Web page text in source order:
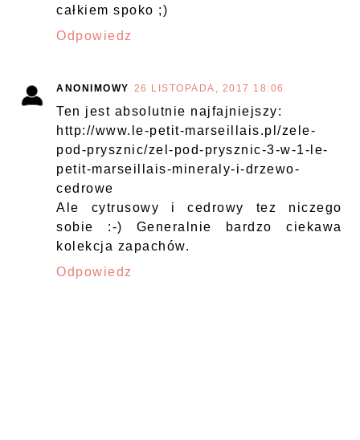
całkiem spoko ;)
Odpowiedz
ANONIMOWY 26 LISTOPADA, 2017 18:06
Ten jest absolutnie najfajniejszy:
http://www.le-petit-marseillais.pl/zele-
pod-prysznic/zel-pod-prysznic-3-w-1-le-
petit-marseillais-mineraly-i-drzewo-
cedrowe
Ale cytrusowy i cedrowy tez niczego
sobie :-) Generalnie bardzo ciekawa
kolekcja zapachów.
Odpowiedz